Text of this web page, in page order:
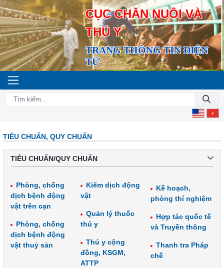
CỤC CHĂN NUÔI VÀ
THÚ Y
TRANG THÔNG TIN ĐIỆN
TỬ
TIÊU CHUẨN, QUY CHUẨN
TIÊU CHUẨN/QUY CHUẨN
Phòng, chống
dịch bệnh động
vật trên cạn
Phòng, chống
dịch bệnh động
vật thuỷ sản
Kiểm dịch động
vật
Quản lý thuốc
thú y
Thú y cộng
đồng, KSGM,
ATTP
Kế hoạch,
phòng thí nghiệm
Hợp tác quốc tế
và Truyền thông
Thanh tra Pháp
chế